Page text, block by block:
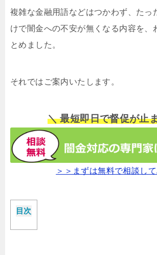
複雑な金融用語などはつかわず、たっ
けで闇金への不安が無くなる内容を、
とめました。
それではご案内いたします。
＼ 最短即日で督促が止
＞＞まずは無料で相談し
目次